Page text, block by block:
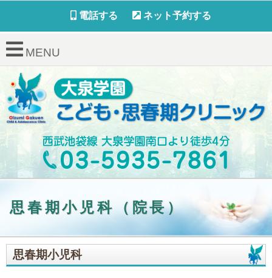
MENU
思春期小児科（院長）
思春期小児科
電話する ネット予約する